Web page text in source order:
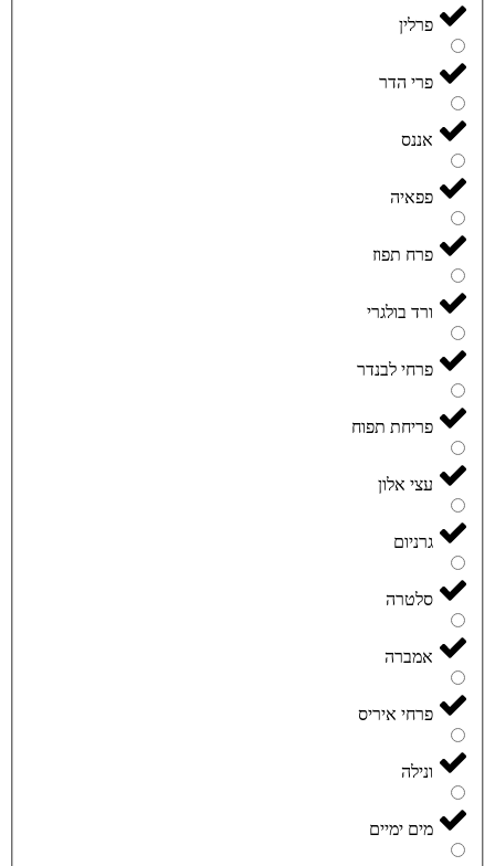
פרלין
פרי הדר
אננס
פפאיה
פרח תפוז
ורד בולגרי
פרחי לבנדר
פריחת תפוח
עצי אלון
גרניום
סלטרה
אמברה
פרחי איריס
ונילה
מים ימיים